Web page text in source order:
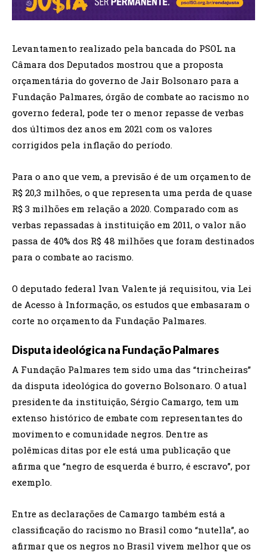
Levantamento realizado pela bancada do PSOL na
Câmara dos Deputados mostrou que a proposta
orçamentária do governo de Jair Bolsonaro para a
Fundação Palmares, órgão de combate ao racismo no
governo federal, pode ter o menor repasse de verbas
dos últimos dez anos em 2021 com os valores
corrigidos pela inflação do período.
Para o ano que vem, a previsão é de um orçamento de
R$ 20,3 milhões, o que representa uma perda de quase
R$ 3 milhões em relação a 2020. Comparado com as
verbas repassadas à instituição em 2011, o valor não
passa de 40% dos R$ 48 milhões que foram destinados
para o combate ao racismo.
O deputado federal Ivan Valente já requisitou, via Lei
de Acesso à Informação, os estudos que embasaram o
corte no orçamento da Fundação Palmares.
Disputa ideológica na Fundação Palmares
A Fundação Palmares tem sido uma das “trincheiras”
da disputa ideológica do governo Bolsonaro. O atual
presidente da instituição, Sérgio Camargo, tem um
extenso histórico de embate com representantes do
movimento e comunidade negros. Dentre as
polêmicas ditas por ele está uma publicação que
afirma que “negro de esquerda é burro, é escravo”, por
exemplo.
Entre as declarações de Camargo também está a
classificação do racismo no Brasil como “nutella”, ao
afirmar que os negros no Brasil vivem melhor que os